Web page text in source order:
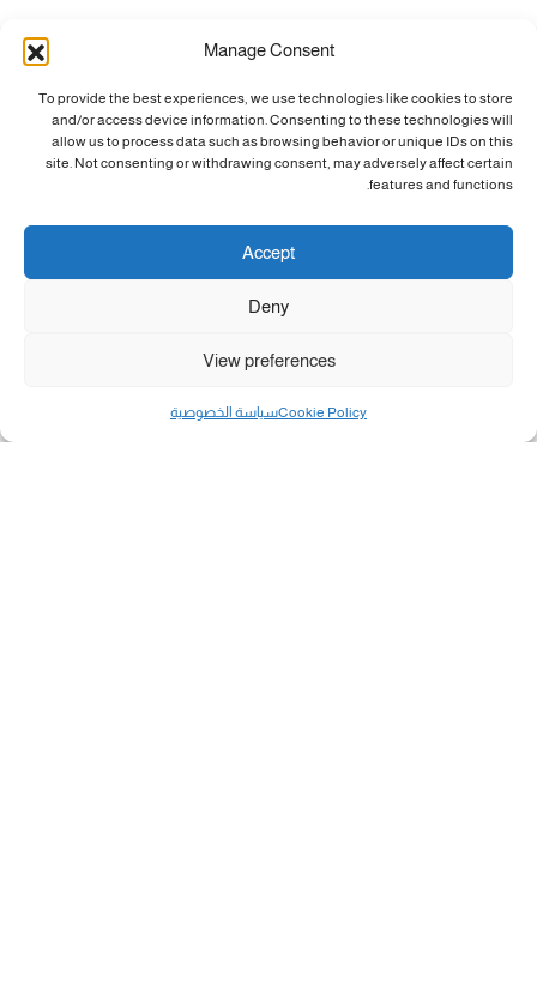
Manage Consent
To provide the best experiences, we use technologies like cookies to store
and/or access device information. Consenting to these technologies will
allow us to process data such as browsing behavior or unique IDs on this
site. Not consenting or withdrawing consent, may adversely affect certain
features and functions.
Accept
Deny
View preferences
Cookie Policyسياسة الخصوصية مال و أعمال